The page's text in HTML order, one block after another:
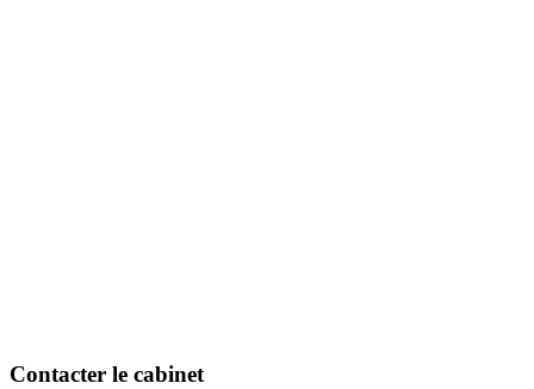
Contacter le cabinet